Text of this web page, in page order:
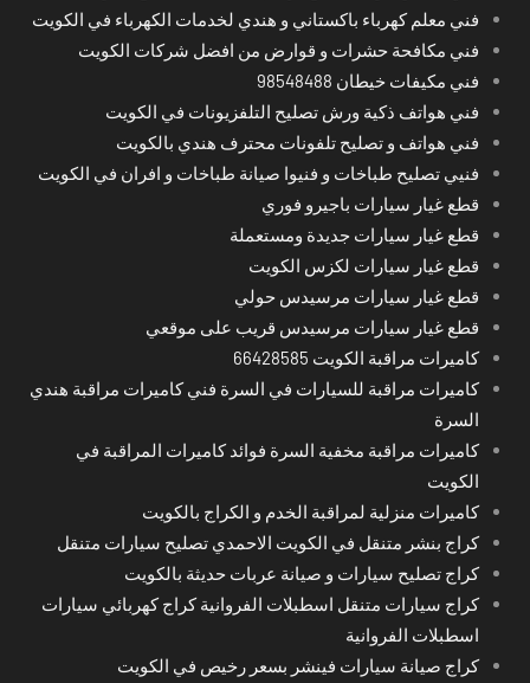
فني معلم كهرباء باكستاني و هندي لخدمات الكهرباء في الكويت
فني مكافحة حشرات و قوارض من افضل شركات الكويت
فني مكيفات خيطان 98548488
فني هواتف ذكية ورش تصليح التلفزيونات في الكويت
فني هواتف و تصليح تلفونات محترف هندي بالكويت
فنيي تصليح طباخات و فنيوا صيانة طباخات و افران في الكويت
قطع غيار سيارات باجيرو فوري
قطع غيار سيارات جديدة ومستعملة
قطع غيار سيارات لكزس الكويت
قطع غيار سيارات مرسيدس حولي
قطع غيار سيارات مرسيدس قريب على موقعي
كاميرات مراقبة الكويت 66428585
كاميرات مراقبة للسيارات في السرة فني كاميرات مراقبة هندي
السرة
كاميرات مراقبة مخفية السرة فوائد كاميرات المراقبة في
الكويت
كاميرات منزلية لمراقبة الخدم و الكراج بالكويت
كراج بنشر متنقل في الكويت الاحمدي تصليح سيارات متنقل
كراج تصليح سيارات و صيانة عربات حديثة بالكويت
كراج سيارات متنقل اسطبلات الفروانية كراج كهربائي سيارات
اسطبلات الفروانية
كراج صيانة سيارات فينشر بسعر رخيص في الكويت